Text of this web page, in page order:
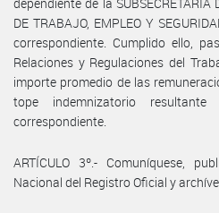
DE TRABAJO, EMPLEO Y
correspondiente. Cumplido ello,
Relaciones y Regulaciones del
importe promedio de las
tope indemnizatorio
correspondiente.
ARTÍCULO 3º.- Comuníquese,
Nacional del Registro Oficial y